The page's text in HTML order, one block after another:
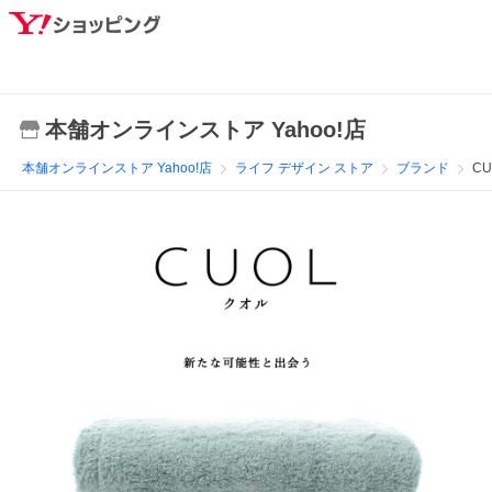
本舗オンラインストア Yahoo!店
本舗オンラインストア Yahoo!店 ライフ デザイン ストア ブランド